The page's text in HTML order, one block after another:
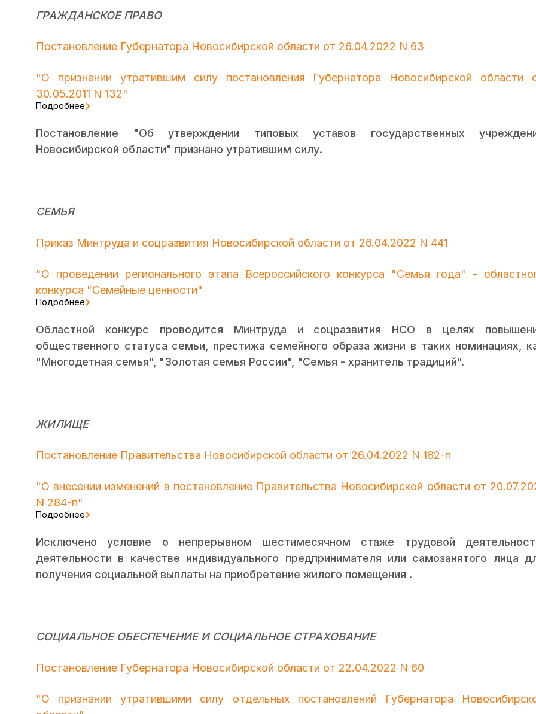
ГРАЖДАНСКОЕ ПРАВО
Постановление Губернатора Новосибирской области от 26.04.2022 N 63
"О признании утратившим силу постановления Губернатора Новосибирской области
30.05.2011 N 132"
Подробнее
Постановление "Об утверждении типовых уставов государственных
Новосибирской области" признано утратившим силу.
СЕМЬЯ
Приказ Минтруда и соцразвития Новосибирской области от 26.04.2022 N 441
"О проведении регионального этапа Всероссийского конкурса "Семья года" -
конкурса "Семейные ценности"
Подробнее
Областной конкурс проводится Минтруда и соцразвития НСО в целях
общественного статуса семьи, престижа семейного образа жизни в таких номинациях,
"Многодетная семья", "Золотая семья России", "Семья - хранитель традиций".
ЖИЛИЩЕ
Постановление Правительства Новосибирской области от 26.04.2022 N 182-п
"О внесении изменений в постановление Правительства Новосибирской области от
N 284-п"
Подробнее
Исключено условие о непрерывном шестимесячном стаже трудовой
деятельности в качестве индивидуального предпринимателя или самозанятого лица
получения социальной выплаты на приобретение жилого помещения .
СОЦИАЛЬНОЕ ОБЕСПЕЧЕНИЕ И СОЦИАЛЬНОЕ СТРАХОВАНИЕ
Постановление Губернатора Новосибирской области от 22.04.2022 N 60
"О признании утратившими силу отдельных постановлений Губернатора